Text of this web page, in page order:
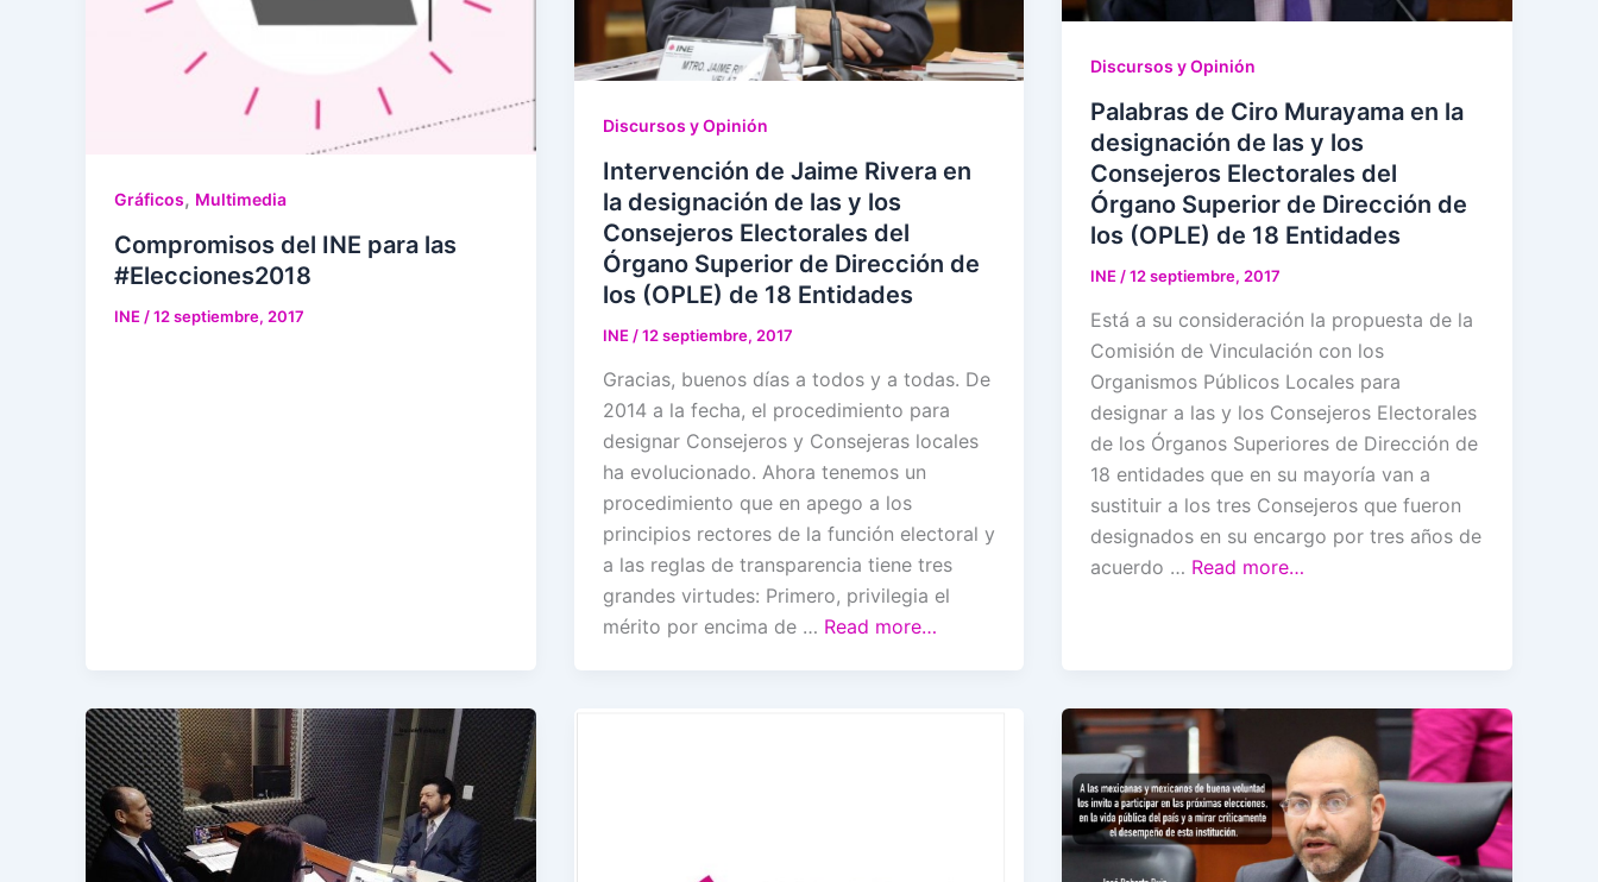
Gráficos, Multimedia
Compromisos del INE para las
#Elecciones2018
INE /12 septiembre, 2017
Discursos y Opinión
Intervención de Jaime Rivera en
la designación de las y los
Consejeros Electorales del
Órgano Superior de Dirección de
los (OPLE) de 18 Entidades
INE /12 septiembre, 2017
Gracias, buenos días a todos y a todas. De
2014 a la fecha, el procedimiento para
designar Consejeros y Consejeras locales
ha evolucionado. Ahora tenemos un
procedimiento que en apego a los
principios rectores de la función electoral y
a las reglas de transparencia tiene tres
grandes virtudes: Primero, privilegia el
mérito por encima de … Read more…
Discursos y Opinión
Palabras de Ciro Murayama en la
designación de las y los
Consejeros Electorales del
Órgano Superior de Dirección de
los (OPLE) de 18 Entidades
INE /12 septiembre, 2017
Está a su consideración la propuesta de la
Comisión de Vinculación con los
Organismos Públicos Locales para
designar a las y los Consejeros Electorales
de los Órganos Superiores de Dirección de
18 entidades que en su mayoría van a
sustituir a los tres Consejeros que fueron
designados en su encargo por tres años de
acuerdo … Read more…